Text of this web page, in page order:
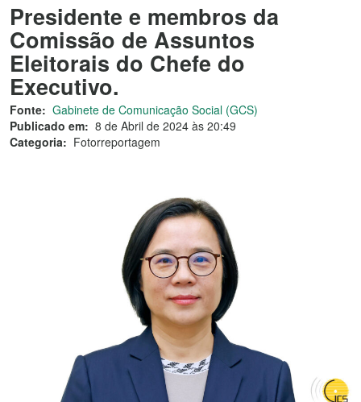
Presidente e membros da
Comissão de Assuntos
Eleitorais do Chefe do
Executivo.
Fonte: Gabinete de Comunicação Social (GCS)
Publicado em: 8 de Abril de 2024 às 20:49
Categoria: Fotorreportagem